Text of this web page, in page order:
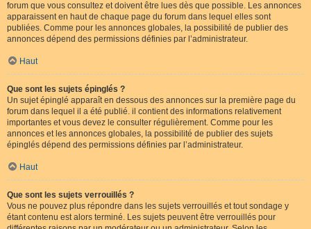
forum que vous consultez et doivent être lues dès que possible. Les annonces
apparaissent en haut de chaque page du forum dans lequel elles sont
publiées. Comme pour les annonces globales, la possibilité de publier des
annonces dépend des permissions définies par l’administrateur.
Haut
Que sont les sujets épinglés ?
Un sujet épinglé apparaît en dessous des annonces sur la première page du
forum dans lequel il a été publié. il contient des informations relativement
importantes et vous devez le consulter régulièrement. Comme pour les
annonces et les annonces globales, la possibilité de publier des sujets
épinglés dépend des permissions définies par l’administrateur.
Haut
Que sont les sujets verrouillés ?
Vous ne pouvez plus répondre dans les sujets verrouillés et tout sondage y
étant contenu est alors terminé. Les sujets peuvent être verrouillés pour